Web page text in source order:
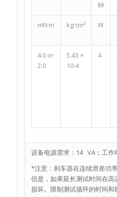
钟
mN·m kg·cm² W
4.0 or
2.0
5.43 ×
10-4
4
设备电源需求：14 VA；工作
*注意：刹车器在连续滑差功
但是，如果延长测试时间在高
损坏。限制测试循环的时间和